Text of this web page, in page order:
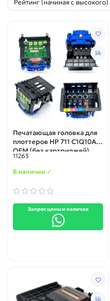
Печатающая головка для
плоттеров HP 711 C1Q10A
ОЕМ (без картриджей)
11263
В наличии ✓
Запрос цены и наличия